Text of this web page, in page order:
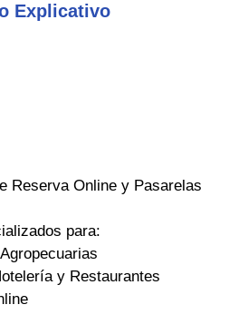
Explicativo
Reserva Online y Pasarelas
para:
y Restaurantes